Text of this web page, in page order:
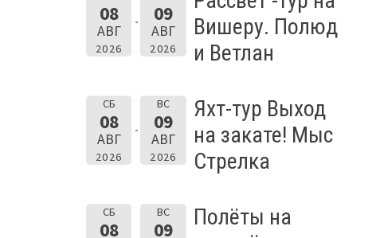
08
АВГ
2026
09
АВГ
2026
Вишеру. Полюд
и Ветлан
СБ
08
АВГ
2026
ВС
09
АВГ
2026
Яхт-тур Выход
на закате! Мыс
Стрелка
СБ
08
ВС
09
Полёты на